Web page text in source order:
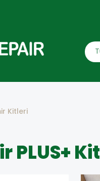
Kitleri
PLUS+ Kit